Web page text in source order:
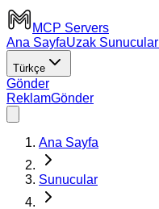
MCP Servers
Ana SayfaUzak Sunucular
Türkçe
Gönder
ReklamGönder
Ana Sayfa
Sunucular